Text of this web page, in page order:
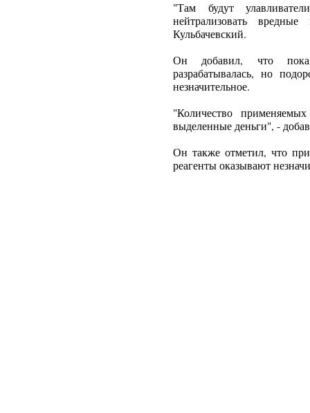
"Там будут
нейтрализовать
Кульбачевский.
Он добавил, что пока
разрабатывалась, но
незначительное.
"Количество
выделенные деньги", -
Он также отметил, что
реагенты оказывают